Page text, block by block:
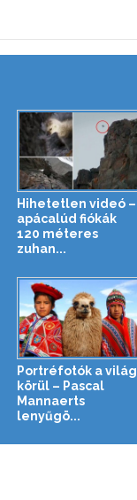
Hihetetlen videó –
apácalúd fiókák
120 méteres
zuhan...
Portréfotók a világ
körül – Pascal
Mannaerts
lenyűgö...